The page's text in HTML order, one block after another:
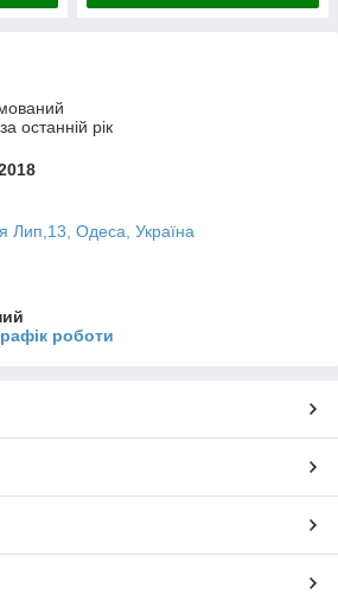
останній рік
Лип,13, Одеса, Україна
роботи